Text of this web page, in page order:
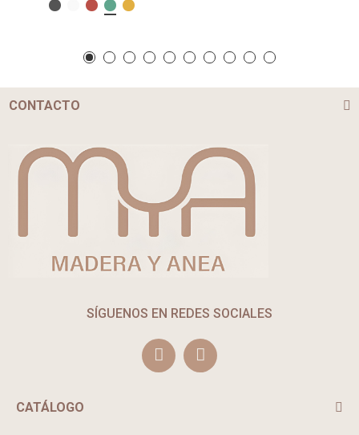
CONTACTO
SÍGUENOS EN REDES SOCIALES
CATÁLOGO